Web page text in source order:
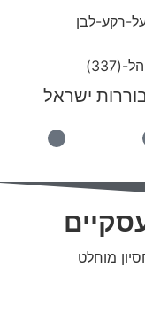
ישראל
מוחלט